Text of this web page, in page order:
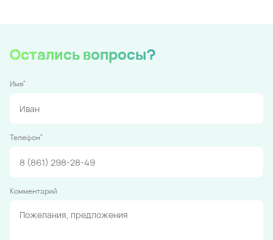
Остались вопросы?
Имя*
Телефон*
Комментарий